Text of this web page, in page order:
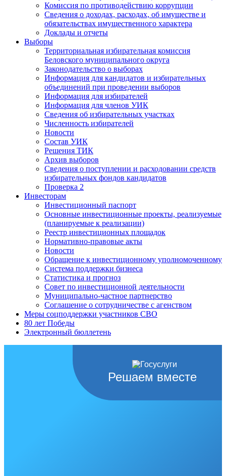
Комиссия по противодействию коррупции
Сведения о доходах, расходах, об имуществе и
обязательствах имущественного характера
Доклады и отчеты
Выборы
Территориальная избирательная комиссия
Беловского муниципального округа
Законодательство о выборах
Информация для кандидатов и избирательных
объединений при проведении выборов
Информация для избирателей
Информация для членов УИК
Сведения об избирательных участках
Численность избирателей
Новости
Состав УИК
Решения ТИК
Архив выборов
Сведения о поступлении и расходовании средств
избирательных фондов кандидатов
Проверка 2
Инвесторам
Инвестиционный паспорт
Основные инвестиционные проекты, реализуемые
(планируемые к реализации)
Реестр инвестиционных площадок
Нормативно-правовые акты
Новости
Обращение к инвестиционному уполномоченному
Система поддержки бизнеса
Статистика и прогноз
Совет по инвестиционной деятельности
Муниципально-частное партнерство
Соглашение о сотрудничестве с агенством
Меры соцподдержки участников СВО
80 лет Победы
Электронный бюллетень
Решаем вместе